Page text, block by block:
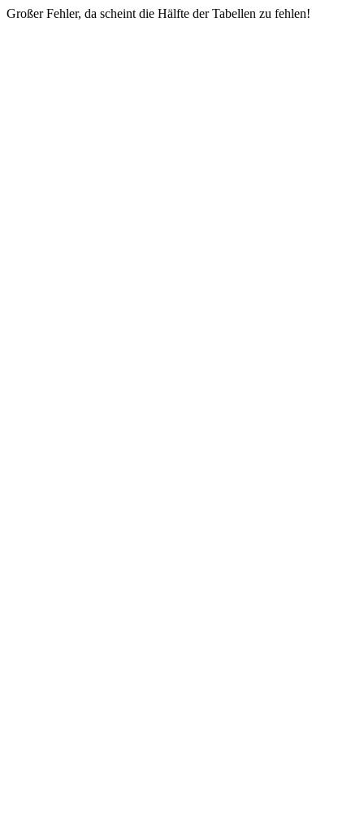
Großer Fehler, da scheint die Hälfte der Tabellen zu fehlen!